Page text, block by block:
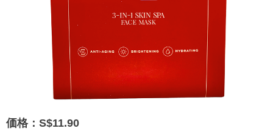
価格：S$11.90